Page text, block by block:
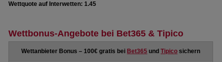
Wettquote auf Interwetten: 1.45
Wettbonus-Angebote bei Bet365 & Tipico
Wettanbieter Bonus – 100€ gratis bei Bet365 undTipico sichern